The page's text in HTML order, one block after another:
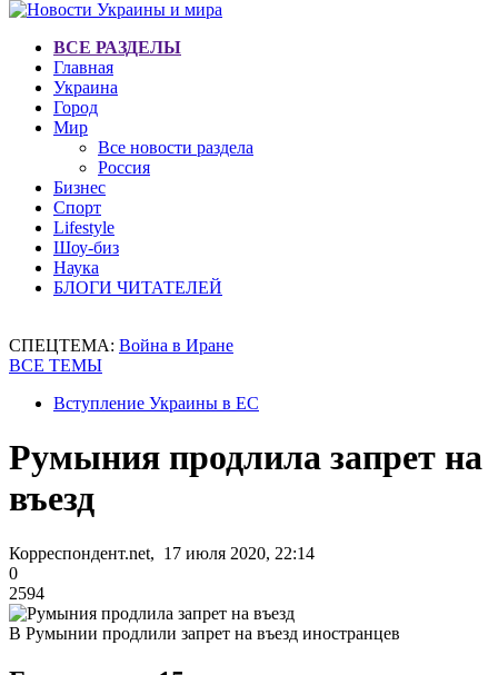
ВСЕ РАЗДЕЛЫ
Главная
Украина
Город
Мир
Все новости раздела
Россия
Бизнес
Спорт
Lifestyle
Шоу-биз
Наука
БЛОГИ ЧИТАТЕЛЕЙ
СПЕЦТЕМА: Война в Иране
ВСЕ ТЕМЫ
Вступление Украины в ЕС
Румыния продлила запрет на
въезд
Корреспондент.net, 17 июля 2020, 22:14
0
2594
В Румынии продлили запрет на въезд иностранцев